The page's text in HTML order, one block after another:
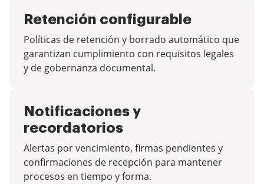
Retención configurable
Políticas de retención y borrado automático que
garantizan cumplimiento con requisitos legales
y de gobernanza documental.
Notificaciones y
recordatorios
Alertas por vencimiento, firmas pendientes y
confirmaciones de recepción para mantener
procesos en tiempo y forma.